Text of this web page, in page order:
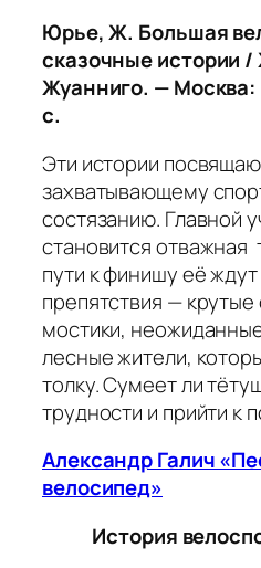
Юрье, Ж. Большая
сказочные истории
Жуанниго. —
с.
Эти истории
захватывающему
состязанию. Главной
становится отважная
пути к финишу её
препятствия — крутые
мостики,
лесные жители,
толку. Сумеет ли
трудности и прийти к
Александр Галич
велосипед»
История